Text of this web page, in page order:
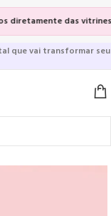
das vitrines e
que vai transformar seu